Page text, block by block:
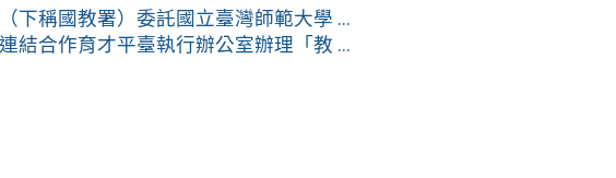
下稱國教署）委託國立臺灣師範大學 ...
結合作育才平臺執行辦公室辦理「教 ...